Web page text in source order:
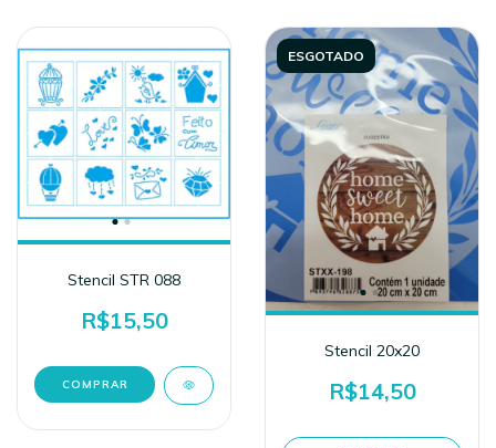
Stencil STR 088
R$15,50
ESGOTADO
Stencil 20x20
R$14,50